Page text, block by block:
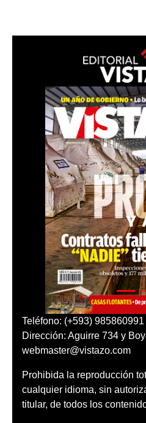
Teléfono: (+593) 985860991
Dirección: Aguirre 734 y
webmaster@vistazo.com
Prohibida la reproducción
cualquier idioma, sin
titular, de todos los